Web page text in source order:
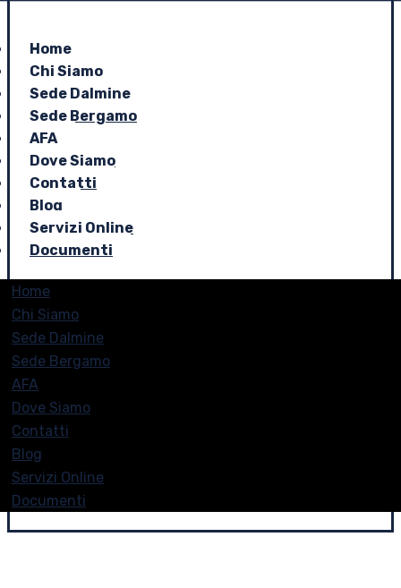
Home
Chi Siamo
Sede Dalmine
Sede Bergamo
AFA
Dove Siamo
Contatti
Blog
Servizi Online
Documenti
Home
Chi Siamo
Sede Dalmine
Sede Bergamo
AFA
Dove Siamo
Contatti
Blog
Servizi Online
Documenti